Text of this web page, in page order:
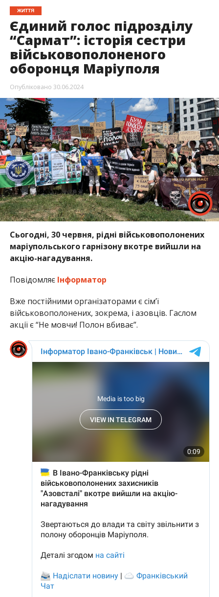
ЖИТТЯ
Єдиний голос підрозділу
“Сармат”: історія сестри
військовополоненого
оборонця Маріуполя
Опубліковано 30.06.2024
Сьогодні, 30 червня, рідні військовополонених
маріупольського гарнізону вкотре вийшли на
акцію-нагадування.
Повідомляє Інформатор
Вже постійними організаторами є сім’ї
військовополонених, зокрема, і азовців. Гаслом
акції є “Не мовчи! Полон вбиває”.